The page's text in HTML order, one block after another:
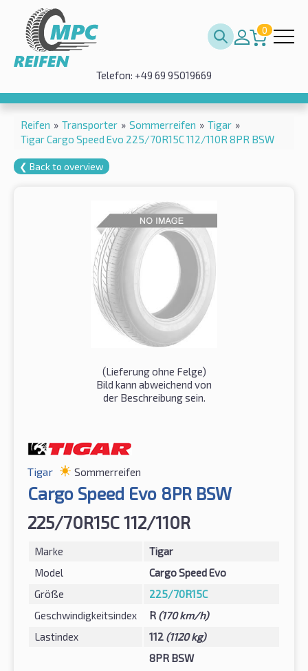
0
Telefon: +49 69 95019669
Reifen » Transporter » Sommerreifen » Tigar »
Tigar Cargo Speed Evo 225/70R15C 112/110R 8PR BSW
❮ Back to overview
(Lieferung ohne Felge)
Bild kann abweichend von
der Beschreibung sein.
Tigar Sommerreifen
Cargo Speed Evo 8PR BSW
225/70R15C 112/110R
Marke
Tigar
Model
Cargo Speed Evo
Größe
225/70R15C
Geschwindigkeitsindex
R (170 km/h)
Lastindex
112 (1120 kg)
8PR BSW